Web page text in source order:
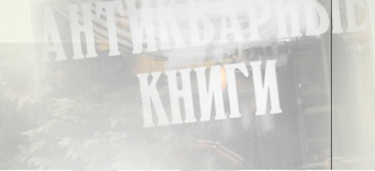
и режиме питания МакДональдсов, в любое время дня и ночи
здесь излишни), –
тучных» хоть немного поголодать, ради здоровья.
время показа всего съестного (не слишком позднее) и
или поздно, таки навредит вашему здоровью».
более радикальных мер и намеревается ввести дополнительное
к чрезмерной тучности ускоренными темпами …
тучным не по карману стало, и они урезали бы свой разнузданный